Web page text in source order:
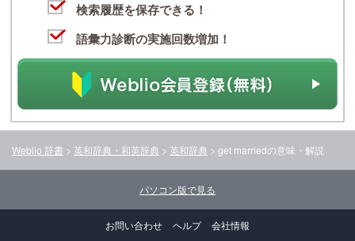
検索履歴を保存できる！
語彙力診断の実施回数増加！
Weblio 辞書 > 英和辞典・和英辞典 > 英和辞典 > get marriedの意味・解説
パソコン版で見る
お問い合わせ ヘルプ 会社情報